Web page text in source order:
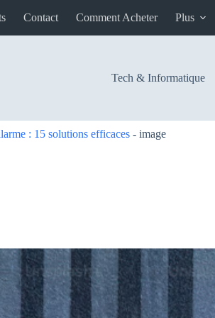
Contact Comment Acheter Plus
Tech & Informatique
: 15 solutions efficaces - image